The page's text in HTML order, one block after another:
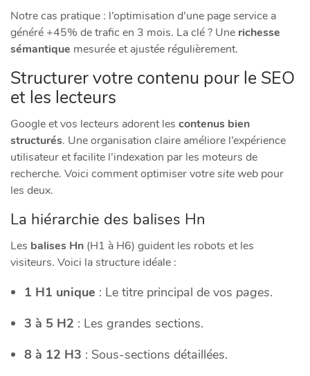
Notre cas pratique : l’optimisation d’une page service a
généré +45% de trafic en 3 mois. La clé ? Une richesse
sémantique mesurée et ajustée régulièrement.
Structurer votre contenu pour le SEO
et les lecteurs
Google et vos lecteurs adorent les contenus bien
structurés. Une organisation claire améliore l’expérience
utilisateur et facilite l’indexation par les moteurs de
recherche. Voici comment optimiser votresite web pour
les deux.
La hiérarchie des balises Hn
Les balises Hn (H1 à H6) guident les robots et les
visiteurs. Voici la structure idéale :
1 H1 unique : Le titre principal de vos pages.
3 à 5 H2 : Les grandes sections.
8 à 12 H3 : Sous-sections détaillées.